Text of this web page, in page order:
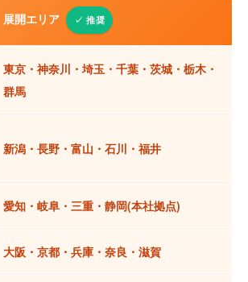
展開エリア
東京・神奈川・埼玉・千葉・茨城・栃木・
群馬
新潟・長野・富山・石川・福井
愛知・岐阜・三重・静岡(本社拠点)
大阪・京都・兵庫・奈良・滋賀